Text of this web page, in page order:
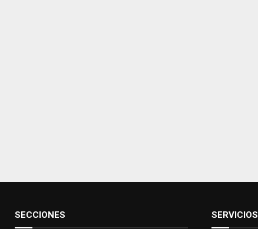
SECCIONES SERVICIOS